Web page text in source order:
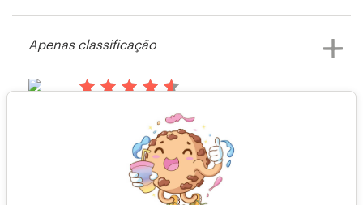
The process works. The selection,
quite focused for you and the
The polling allows you to receive
feedback from friends and audience
members. It is a great example of
how the web has positively
Findingyourmate
Visualizar seu concurso de capa de
livro ou revista
Apenas classificação
1 de 2